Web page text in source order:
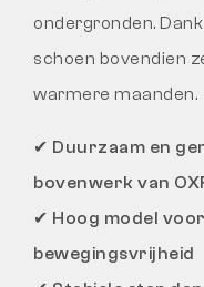
ondergronden.
schoen bovendien
warmere maanden.
✔ Duurzaam en
bovenwerk van
✔ Hoog model
bewegingsvrijheid